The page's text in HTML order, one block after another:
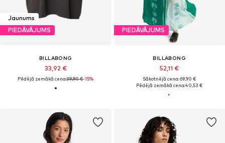
Jaunums
PIEDĀVĀJUMS
BILLABONG
33,92 €
Pēdējā zemākā cena:39,90 €-15%
PIEDĀVĀJUMS
BILLABONG
52,11 €
Sākotnējā cena: 69,90 €
Pēdējā zemākā cena:40,53 €